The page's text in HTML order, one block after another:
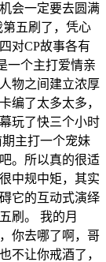
会一定要去圆满
五刷了，凭心
对CP故事各有
一个主打爱情亲
物之间建立浓厚
编了太多太多，
玩了快三个小时
主打一个宠妹
。所以真的很适
中规中矩，其实
它的互动式演绎
刷。 我的月
你去哪了啊，哥
不让你戒酒了，